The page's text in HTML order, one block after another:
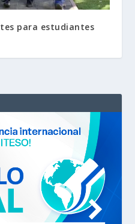
para estudiantes